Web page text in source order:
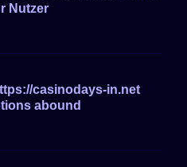
Nutzer
casinodays-in.net
abound